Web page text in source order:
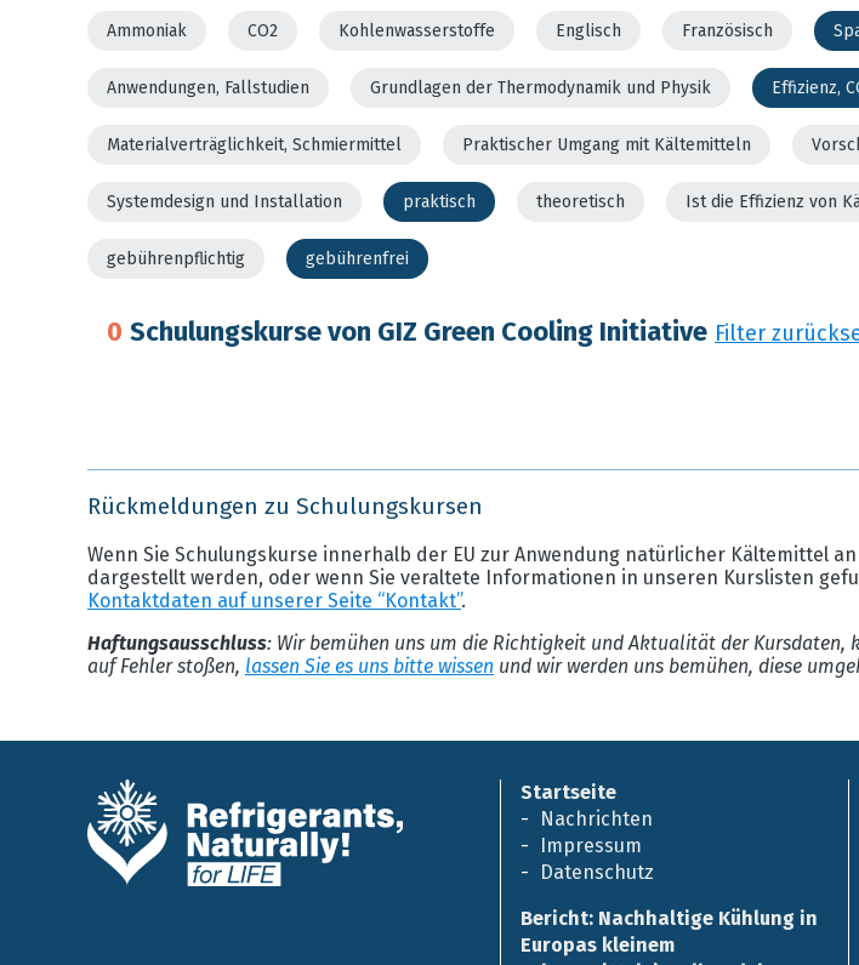
Ammoniak CO2 Kohlenwasserstoffe Englisch Französisch
Anwendungen, Fallstudien Grundlagen der Thermodynamik und Physik Effizienz,
Materialverträglichkeit, Schmiermittel Praktischer Umgang mit Kältemitteln
Systemdesign und Installation praktisch theoretisch Ist die Effizienz von
gebührenpflichtig gebührenfrei
0 Schulungskurse von GIZ Green Cooling Initiative Filter
Rückmeldungen zu Schulungskursen
Wenn Sie Schulungskurse innerhalb der EU zur Anwendung natürlicher Kältemittel
dargestellt werden, oder wenn Sie veraltete Informationen in unseren Kurslisten
Kontaktdaten auf unserer Seite “Kontakt”.
Haftungsausschluss: Wir bemühen uns um die Richtigkeit und Aktualität der Kursdaten,
auf Fehler stoßen, lassen Sie es uns bitte wissen und wir werden uns bemühen, diese
Startseite
Nachrichten
Impressum
Datenschutz
Bericht: Nachhaltige Kühlung in
Europas kleinem